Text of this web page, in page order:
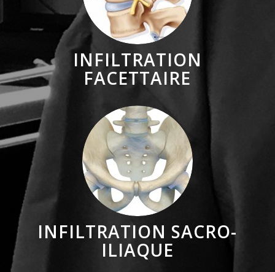
INFILTRATION
FACETTAIRE
INFILTRATION SACRO-
ILIAQUE